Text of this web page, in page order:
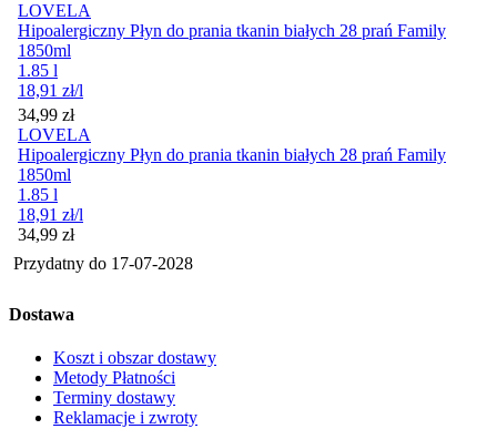
LOVELA
Hipoalergiczny Płyn do prania tkanin białych 28 prań Family
1850ml
1.85 l
18,91 zł/l
Cena
34,99 zł
LOVELA
Hipoalergiczny Płyn do prania tkanin białych 28 prań Family
1850ml
1.85 l
18,91 zł/l
Cena
34,99 zł
Przydatny do 17-07-2028
Dostawa
Koszt i obszar dostawy
Metody Płatności
Terminy dostawy
Reklamacje i zwroty